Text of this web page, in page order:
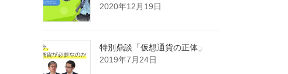
2020年12月19日
特別鼎談「仮想通貨の正体」
2019年7月24日